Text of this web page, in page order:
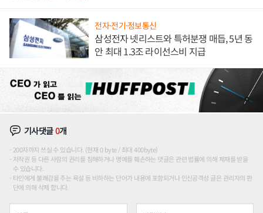
전자·전기·정보통신
삼성전자 넷리스트와 특허분쟁 매듭, 5년 동
안 최대 1.3조 라이선스비 지급
기사댓글0개
200자까지 쓰실 수 있습니다. (현재 0 byte / 최대 400byte)
저작권 등 다른 사람의 권리를 침해하거나 명예를 훼손하는 댓글은 관련 법률에 의해 제재를 받을
수 있습니다.
타인에게 불쾌감을 주는 욕설 등 비하하는 단어가 내용에 포함되거나 인신공격성 글은 관리자의 판
단에 의해 삭제 합니다.